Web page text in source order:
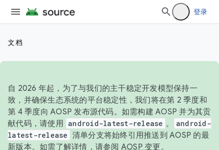
登录
文档
自 2026 年起，为了与我们的主干稳定开发模型保持一
致，并确保生态系统的平台稳定性，我们将在第 2 季度和
第 4 季度向 AOSP 发布源代码。如需构建 AOSP 并为其贡
献代码，请使用 android-latest-release 。
android-
latest-release 清单分支将始终引用推送到 AOSP 的最
新版本。如需了解详情，请参阅 AOSP 变更。